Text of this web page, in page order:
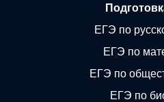
ЕГЭ по
ЕГЭ по
ЕГЭ по
ЕГЭ по